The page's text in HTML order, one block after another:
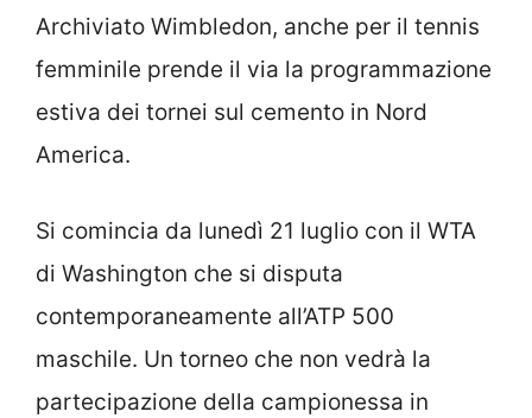
Archiviato Wimbledon, anche per il tennis
femminile prende il via la programmazione
estiva dei tornei sul cemento in Nord
America.
Si comincia da lunedì 21 luglio con il WTA
di Washington che si disputa
contemporaneamente all’ATP 500
maschile. Un torneo che non vedrà la
partecipazione della campionessa in